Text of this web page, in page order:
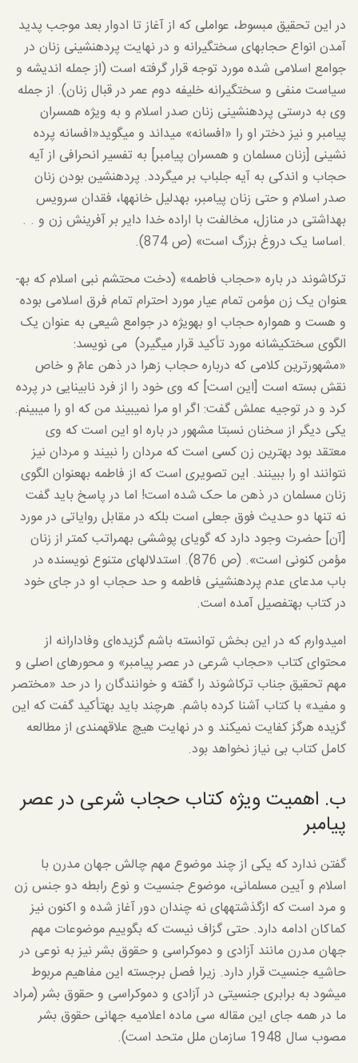
در این تحقیق مبسوط، عواملی که از آغاز تا ادوار بعد موجب پدید
آمدن انواع حجاب­های سخت­گیرانه و در نهایت پرده­نشینی زنان در
جوامع اسلامی شده مورد توجه قرار گرفته است (از جمله اندیشه و
سیاست منفی و سخت­گیرانه خلیفه دوم عمر در قبال زنان). از جمله
وی به درستی پرده­نشینی زنان صدر اسلام و به ویژه همسران
پیامبر و نیز دختر او را «افسانه» می­داند و می­گوید«افسانه پرده
نشینی [زنان مسلمان و همسران پیامبر] به تفسیر انحرافی از آیه
حجاب و اندکی به آیه جلباب بر می­گردد. پرده­نشین بودن زنان
صدر اسلام و حتی زنان پیامبر، به­دلیل خانه­ها، فقدان سرویس
بهداشتی در منازل، مخالفت با اراده خدا دایر بر آفرینش زن و . .
.اساسا یک دروغ بزرگ است» (ص 874).
ترکاشوند در باره «حجاب فاطمه» (دخت محتشم نبی اسلام که به­
عنوان یک زن مؤمن تمام عیار مورد احترام تمام فرق اسلامی بوده
و هست و همواره حجاب او به­ویژه در جوامع شیعی به عنوان یک
الگوی سخت­کیشانه مورد تأکید قرار می­گیرد) می نویسد:
«مشهورترین کلامی که درباره حجاب زهرا در ذهن عامّ و خاص
نقش بسته است [این است] که وی خود را از فرد نابینایی در پرده
کرد و در توجیه عملش گفت: اگر او مرا نمی­بیند من که او را می­بینم.
یکی دیگر از سخنان نسبتا مشهور در باره او این است که وی
معتقد بود بهترین زن کسی است که مردان را نبیند و مردان نیز
نتوانند او را ببینند. این تصویری است که از فاطمه به­عنوان الگوی
زنان مسلمان در ذهن ما حک شده است! اما در پاسخ باید گفت
نه تنها دو حدیث فوق جعلی است بلکه در مقابل روایاتی در مورد
[آن] حضرت وجود دارد که گویای پوششی به­مراتب کمتر از زنان
مؤمن کنونی است». (ص 876). استدلال­های متنوع نویسنده در
باب مدعای عدم پرده­نشینی فاطمه و حد حجاب او در جای خود
در کتاب به­تفصیل آمده است.
امیدوارم که در این بخش توانسته باشم گزیده‌ای وفادارانه از
محتوای کتاب «حجاب شرعی در عصر پیامبر» و محورهای اصلی و
مهم تحقیق جناب ترکاشوند را گفته و خوانندگان را در حد «مختصر
و مفید» با کتاب آشنا کرده باشم. هرچند باید به­تأکید گفت که این
گزیده هرگز کفایت نمی­کند و در نهایت هیچ علاقه­مندی از مطالعه
کامل کتاب بی نیاز نخواهد بود.
ب. اهمیت ویژه کتاب حجاب شرعی در عصر
پیامبر
گفتن ندارد که یکی از چند موضوع مهم چالش جهان مدرن با
اسلام و آیین مسلمانی، موضوع جنسیت و نوع رابطه دو جنس زن
و مرد است که ازگذشته­های نه چندان دور آغاز شده و اکنون نیز
کماکان ادامه دارد. حتی گزاف نیست که بگوییم موضوعات مهم
جهان مدرن مانند آزادی و دموکراسی و حقوق بشر نیز به نوعی در
حاشیه جنسیت قرار دارد. زیرا فصل برجسته این مفاهیم مربوط
می­شود به برابری جنسیتی در آزادی و دموکراسی و حقوق بشر (مراد
ما در همه جای این مقاله سی ماده اعلامیه جهانی حقوق بشر
مصوب سال 1948 سازمان ملل متحد است).